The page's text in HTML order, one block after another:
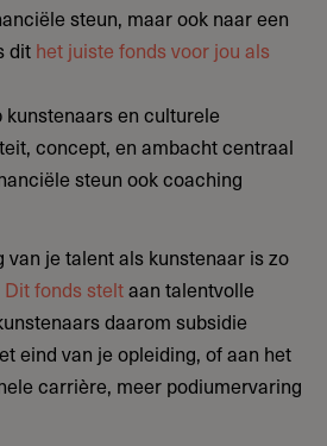
steun, maar ook naar een
dit het juiste fonds voor jou als
en culturele
concept, en ambacht centraal
steun ook coaching
van je talent als kunstenaar is zo
Dit fonds steltaan talentvolle
daarom subsidie
eind van je opleiding, of aan het
carrière, meer podiumervaring